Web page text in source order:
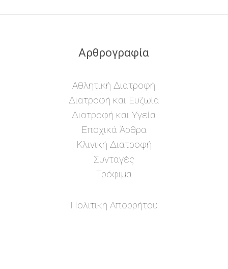
Αρθρογραφία
Αθλητική Διατροφή
Διατροφή και Ευζωία
Διατροφή και Υγεία
Εποχικά Άρθρα
Κλινική Διατροφή
Συνταγές
Τρόφιμα
Πολιτική Απορρήτου